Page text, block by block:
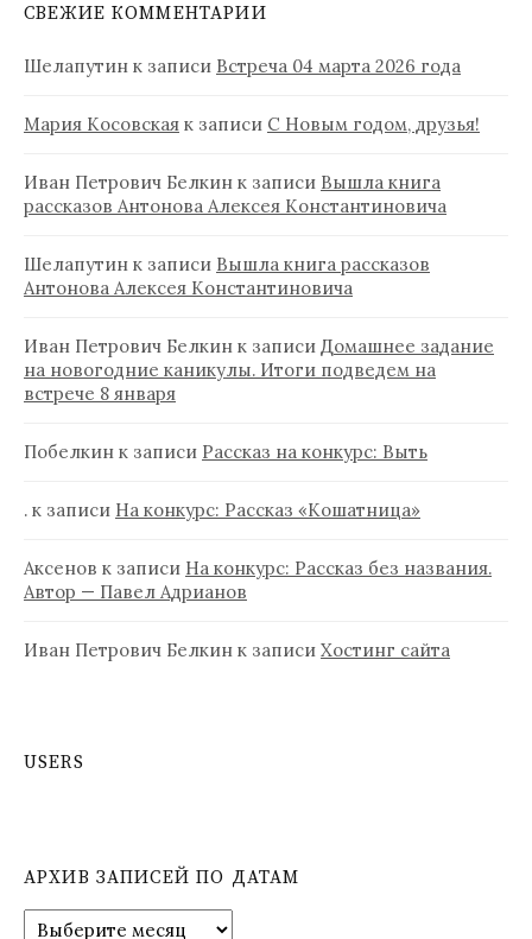
СВЕЖИЕ КОММЕНТАРИИ
Шелапутин к записи Встреча 04 марта 2026 года
Мария Косовская к записи С Новым годом, друзья!
Иван Петрович Белкин к записи Вышла книга
рассказов Антонова Алексея Константиновича
Шелапутин к записи Вышла книга рассказов
Антонова Алексея Константиновича
Иван Петрович Белкин к записи Домашнее задание
на новогодние каникулы. Итоги подведем на
встрече 8 января
Побелкин к записи Рассказ на конкурс: Выть
. к записи На конкурс: Рассказ «Кошатница»
Аксенов к записи На конкурс: Рассказ без названия.
Автор — Павел Адрианов
Иван Петрович Белкин к записи Хостинг сайта
USERS
АРХИВ ЗАПИСЕЙ ПО ДАТАМ